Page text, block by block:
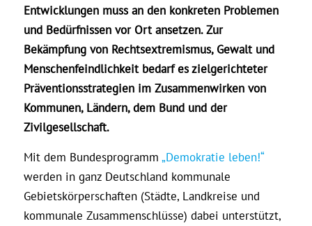
Entwicklungen muss an den konkreten Problemen
und Bedürfnissen vor Ort ansetzen. Zur
Bekämpfung von Rechtsextremismus, Gewalt und
Menschenfeindlichkeit bedarf es zielgerichteter
Präventionsstrategien im Zusammenwirken von
Kommunen, Ländern, dem Bund und der
Zivilgesellschaft.
Mit dem Bundesprogramm „Demokratie leben!“
werden in ganz Deutschland kommunale
Gebietskörperschaften (Städte, Landkreise und
kommunale Zusammenschlüsse) dabei unterstützt,